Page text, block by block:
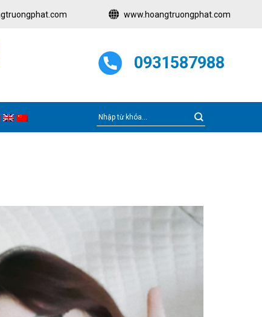
www.hoangtruongphat.com
0931587988